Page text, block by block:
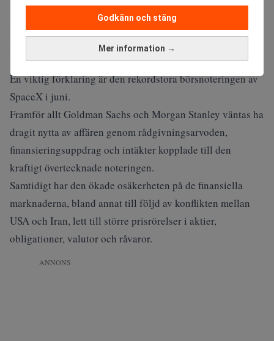
Mer information →
Godkänn och stäng
Enligt analytiker väntas intäkterna från investment
banking öka med 26 procent jämfört med samma period i
fjol. Intäkterna från aktie- och räntehandel bedöms
samtidigt stiga med 14 procent, skriverCNBC.
En viktig förklaring är den rekordstora börsnoteringen av
SpaceX i juni.
Framför allt Goldman Sachs och Morgan Stanley väntas ha
dragit nytta av affären genom rådgivningsarvoden,
finansieringsuppdrag och intäkter kopplade till den
kraftigt övertecknade noteringen.
Samtidigt har den ökade osäkerheten på de finansiella
marknaderna, bland annat till följd av konflikten mellan
USA och Iran, lett till större prisrörelser i aktier,
obligationer, valutor och råvaror.
ANNONS